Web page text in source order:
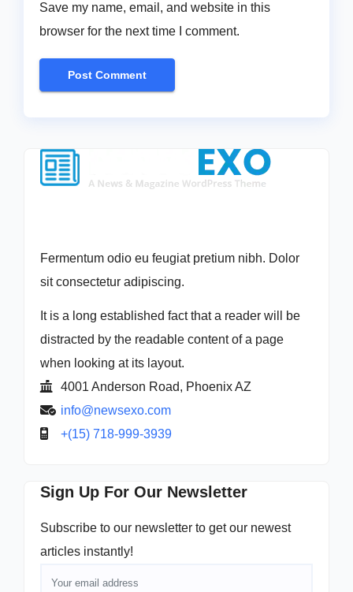
Save my name, email, and website in this
browser for the next time I comment.
Fermentum odio eu feugiat pretium nibh. Dolor
sit consectetur adipiscing.
It is a long established fact that a reader will be
distracted by the readable content of a page
when looking at its layout.
4001 Anderson Road, Phoenix AZ
info@newsexo.com
+(15) 718-999-3939
Sign Up For Our Newsletter
Subscribe to our newsletter to get our newest
articles instantly!